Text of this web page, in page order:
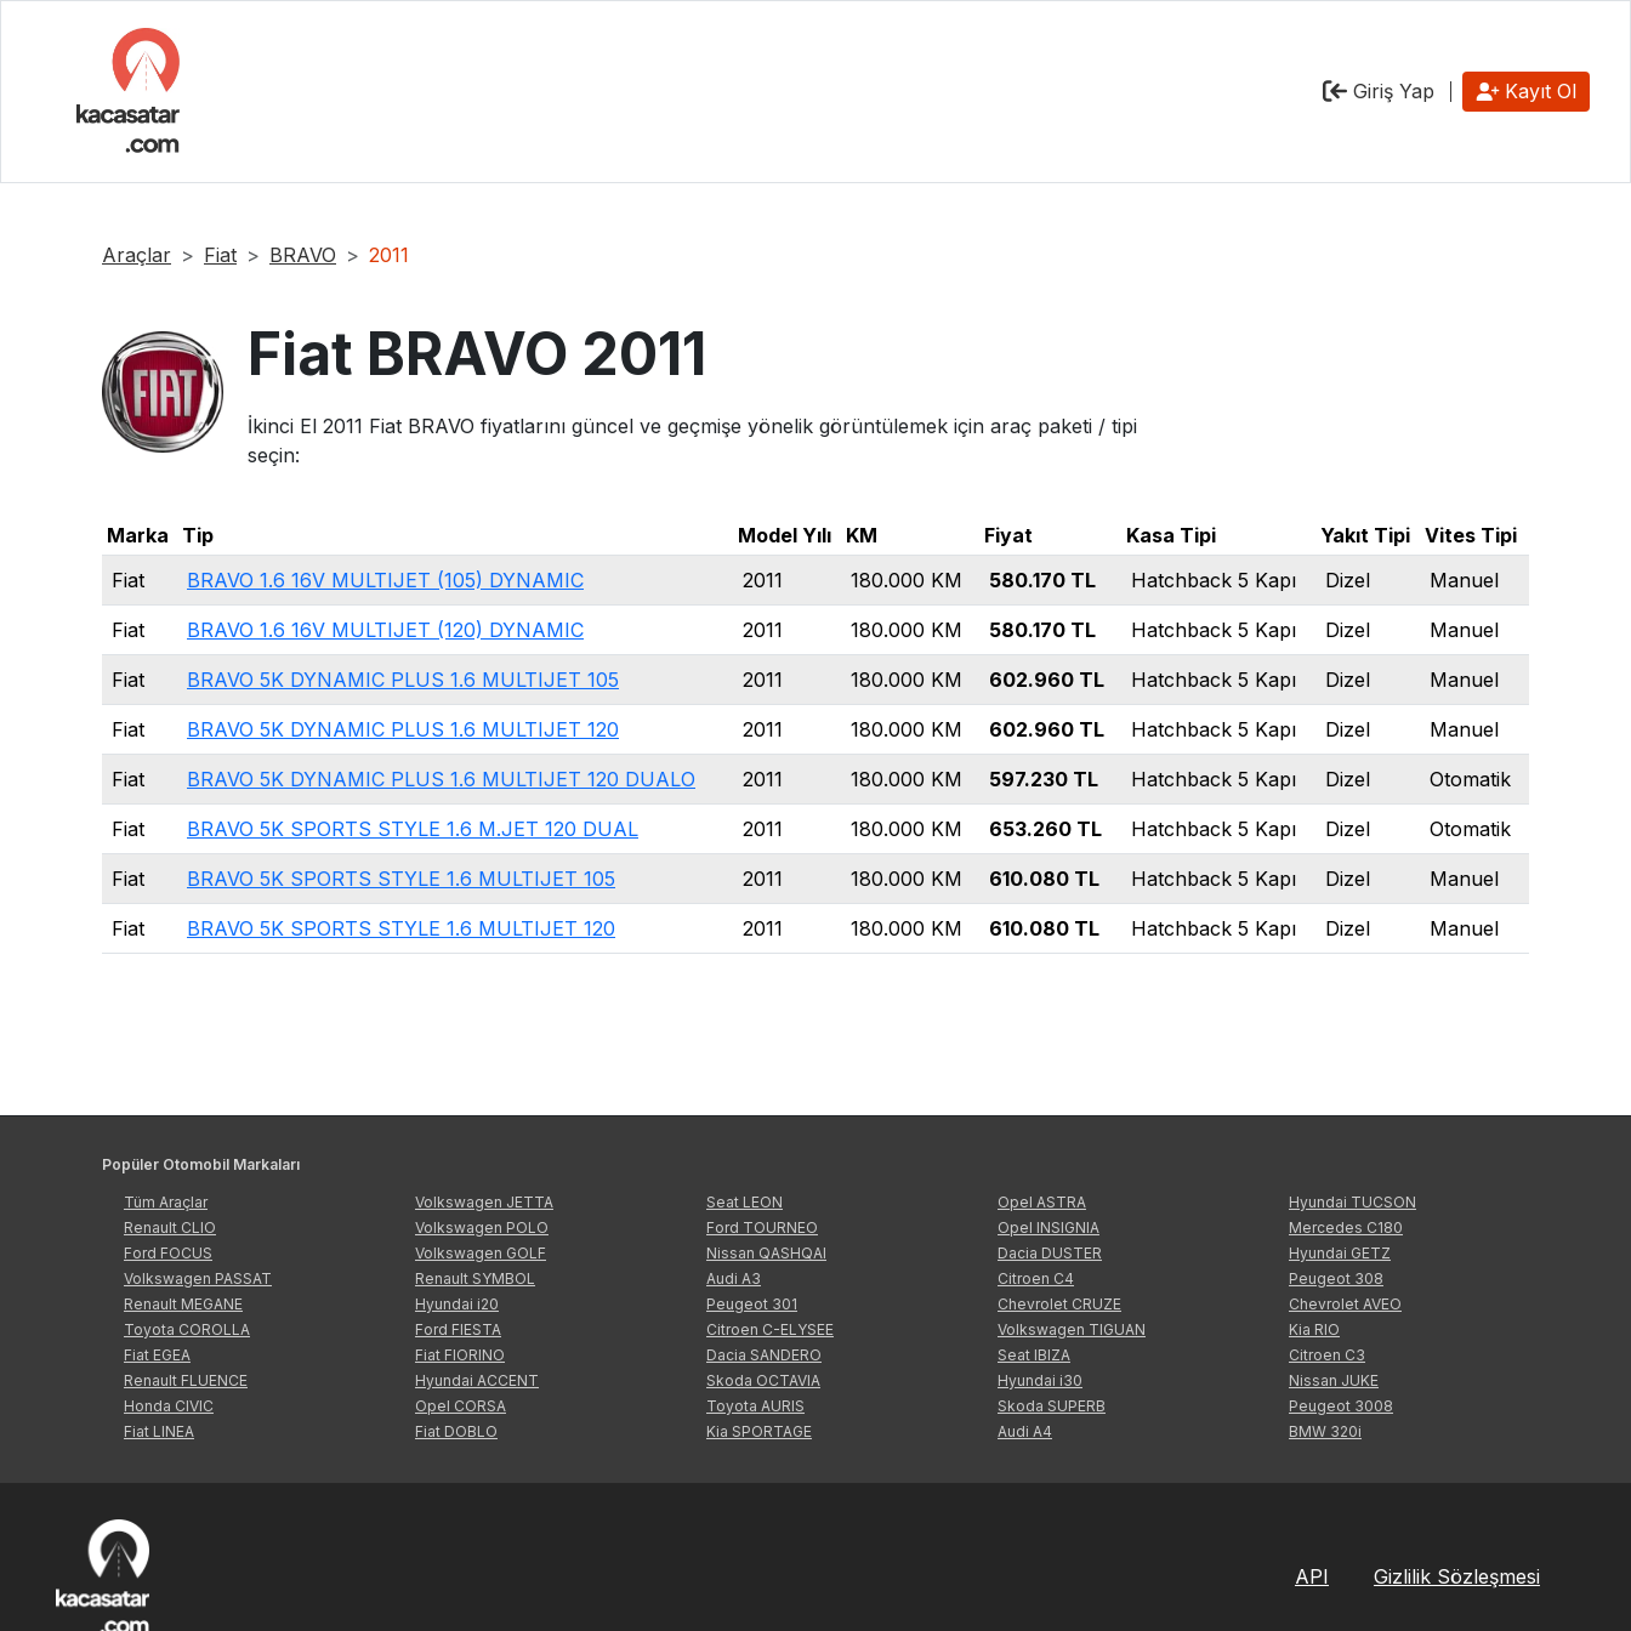
Giriş Yap Kayıt Ol
Araçlar Fiat BRAVO 2011
Fiat BRAVO 2011
İkinci El 2011 Fiat BRAVO fiyatlarını güncel ve geçmişe yönelik görüntülemek için araç paketi / tipi
seçin:
Marka Tip Model Yılı KM Fiyat Kasa Tipi Yakıt Tipi Vites Tipi
Fiat
BRAVO 1.6 16V MULTIJET (105) DYNAMIC 2011 180.000 KM 580.170 TL Hatchback 5 Kapı Dizel Manuel
Fiat BRAVO 1.6 16V MULTIJET (120) DYNAMIC 2011 180.000 KM 580.170 TL Hatchback 5 Kapı Dizel Manuel
Fiat BRAVO 5K DYNAMIC PLUS 1.6 MULTIJET 105 2011 180.000 KM 602.960 TL Hatchback 5 Kapı Dizel Manuel
Fiat BRAVO 5K DYNAMIC PLUS 1.6 MULTIJET 120 2011 180.000 KM 602.960 TL Hatchback 5 Kapı Dizel Manuel
Fiat BRAVO 5K DYNAMIC PLUS 1.6 MULTIJET 120 DUALO 2011 180.000 KM 597.230 TL Hatchback 5 Kapı Dizel Otomatik
Fiat BRAVO 5K SPORTS STYLE 1.6 M.JET 120 DUAL 2011 180.000 KM 653.260 TL Hatchback 5 Kapı Dizel Otomatik
Fiat BRAVO 5K SPORTS STYLE 1.6 MULTIJET 105 2011 180.000 KM 610.080 TL Hatchback 5 Kapı Dizel Manuel
Fiat BRAVO 5K SPORTS STYLE 1.6 MULTIJET 120 2011 180.000 KM 610.080 TL Hatchback 5 Kapı Dizel Manuel
Popüler Otomobil Markaları
Tüm Araçlar
Renault CLIO
Ford FOCUS
Volkswagen PASSAT
Renault MEGANE
Toyota COROLLA
Fiat EGEA
Renault FLUENCE
Honda CIVIC
Fiat LINEA
Volkswagen JETTA
Volkswagen POLO
Volkswagen GOLF
Renault SYMBOL
Hyundai i20
Ford FIESTA
Fiat FIORINO
Hyundai ACCENT
Opel CORSA
Fiat DOBLO
Seat LEON
Ford TOURNEO
Nissan QASHQAI
Audi A3
Peugeot 301
Citroen C-ELYSEE
Dacia SANDERO
Skoda OCTAVIA
Toyota AURIS
Kia SPORTAGE
Opel ASTRA
Opel INSIGNIA
Dacia DUSTER
Citroen C4
Chevrolet CRUZE
Volkswagen TIGUAN
Seat IBIZA
Hyundai i30
Skoda SUPERB
Audi A4
Hyundai TUCSON
Mercedes C180
Hyundai GETZ
Peugeot 308
Chevrolet AVEO
Kia RIO
Citroen C3
Nissan JUKE
Peugeot 3008
BMW 320i
API Gizlilik Sözleşmesi